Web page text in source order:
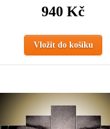
940 Kč
Vložit do košíku